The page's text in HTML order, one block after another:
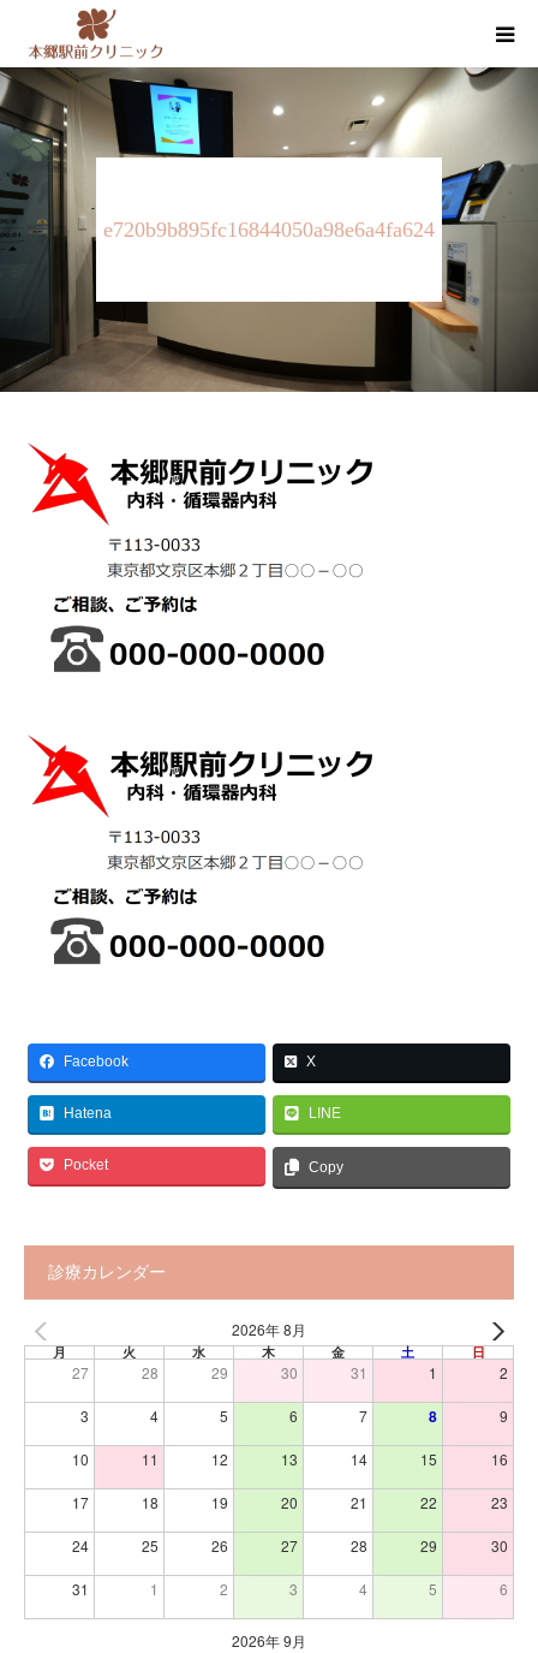
e720b9b895fc16844050a98e6a4fa624
Facebook X
Hatena LINE
Pocket Copy
診療カレンダー
2026年 8月
月 火 水 木 金 土 日
27 28 29 30 31 1 2
3 4 5 6 7 8 9
10 11 12 13 14 15 16
17 18 19 20 21 22 23
24 25 26 27 28 29 30
31 1 2 3 4 5 6
2026年 9月
クリニック案内
内科・循環器内科・その他の診療
健康診断・人間ドック
お知らせ